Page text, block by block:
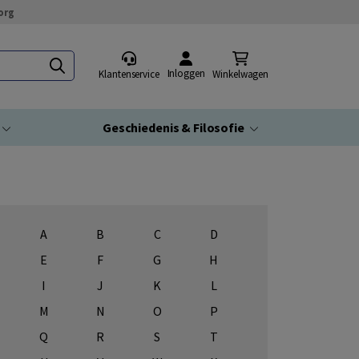
Klantenservice Inloggen Winkelwagen
Geschiedenis & Filosofie
A B C
D
E
F G
H
I
J K
L
M
N O
P
Q
R S
T